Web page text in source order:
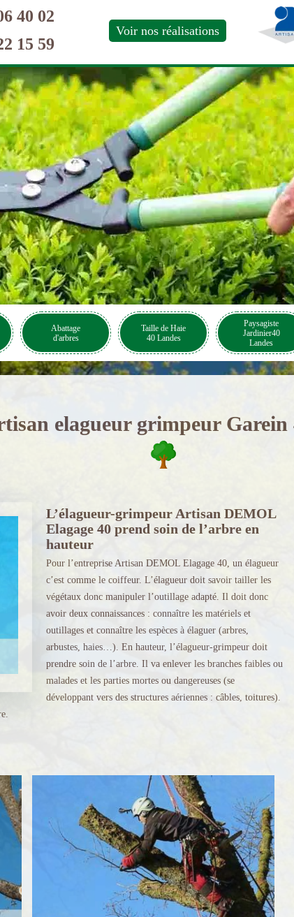
40 02
15 59
Voir nos réalisations
Abattage
d'arbres
Taille de Haie
40 Landes
Paysagiste
Jardinier40
Landes
elagueur grimpeur Garein
L’élagueur-grimpeur Artisan DEMOL
Elagage 40 prend soin de l’arbre en
hauteur
Pour l’entreprise Artisan DEMOL Elagage 40, un élagueur
c’est comme le coiffeur. L’élagueur doit savoir tailler les
végétaux donc manipuler l’outillage adapté. Il doit donc
avoir deux connaissances : connaître les matériels et
outillages et connaître les espèces à élaguer (arbres,
arbustes, haies…). En hauteur, l’élagueur-grimpeur doit
prendre soin de l’arbre. Il va enlever les branches faibles ou
malades et les parties mortes ou dangereuses (se
développant vers des structures aériennes : câbles, toitures).